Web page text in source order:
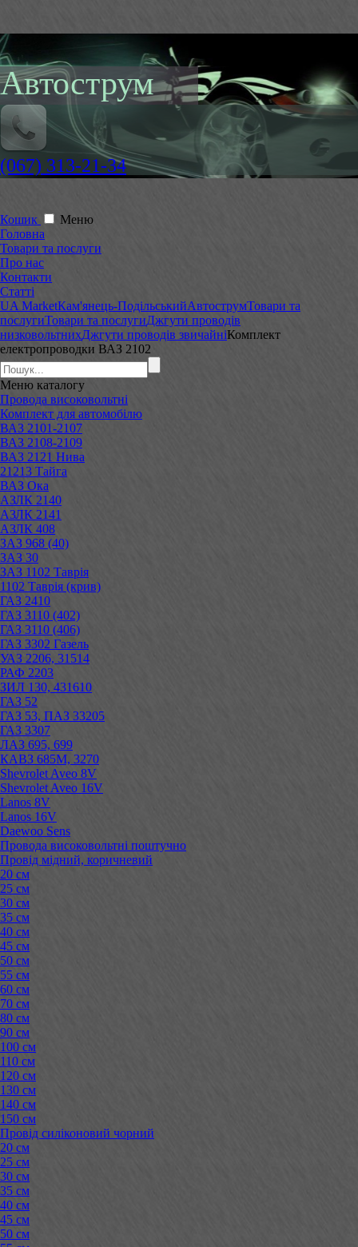
Автострум
(067) 313-21-34
Кошик
Меню
Головна
Товари та послуги
Про нас
Контакти
Статті
UA MarketКам'янець-ПодільськийАвтострумТовари та
послугиТовари та послугиДжгути проводів
низковольтнихДжгути проводів звичайніКомплект
електропроводки ВАЗ 2102
Меню каталогу
Провода високовольтні
Комплект для автомобілю
ВАЗ 2101-2107
ВАЗ 2108-2109
ВАЗ 2121 Нива
21213 Тайга
ВАЗ Ока
АЗЛК 2140
АЗЛК 2141
АЗЛК 408
ЗАЗ 968 (40)
ЗАЗ 30
ЗАЗ 1102 Таврія
1102 Таврія (крив)
ГАЗ 2410
ГАЗ 3110 (402)
ГАЗ 3110 (406)
ГАЗ 3302 Газель
УАЗ 2206, 31514
РАФ 2203
ЗИЛ 130, 431610
ГАЗ 52
ГАЗ 53, ПАЗ 33205
ГАЗ 3307
ЛАЗ 695, 699
КАВЗ 685М, 3270
Shevrolet Aveo 8V
Shevrolet Aveo 16V
Lanos 8V
Lanos 16V
Daewoo Sens
Провода високовольтні поштучно
Провід мідний, коричневий
20 см
25 см
30 см
35 см
40 см
45 см
50 см
55 см
60 см
70 см
80 см
90 см
100 см
110 см
120 см
130 см
140 см
150 см
Провід силіконовий чорний
20 см
25 см
30 см
35 см
40 см
45 см
50 см